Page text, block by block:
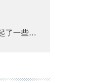
么影响？